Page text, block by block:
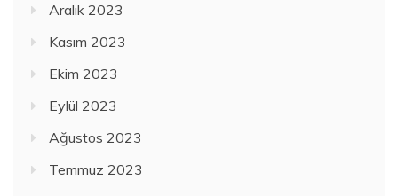
Aralık 2023
Kasım 2023
Ekim 2023
Eylül 2023
Ağustos 2023
Temmuz 2023